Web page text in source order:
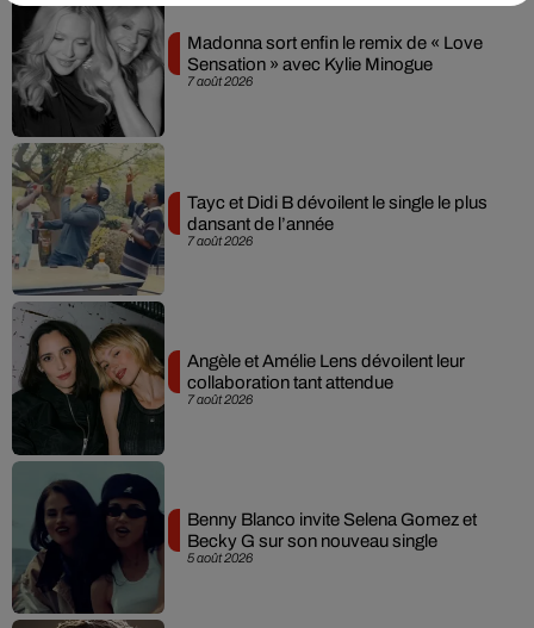
7 août 2026
Madonna sort enfin le remix de « Love
Sensation » avec Kylie Minogue
7 août 2026
Tayc et Didi B dévoilent le single le plus
dansant de l’année
7 août 2026
Angèle et Amélie Lens dévoilent leur
collaboration tant attendue
5 août 2026
Benny Blanco invite Selena Gomez et
Becky G sur son nouveau single